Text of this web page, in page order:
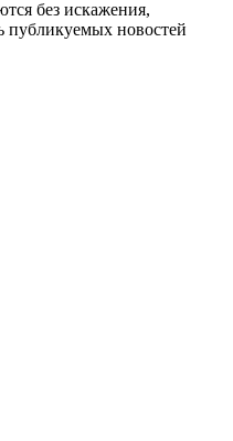
без искажения,
публикуемых новостей